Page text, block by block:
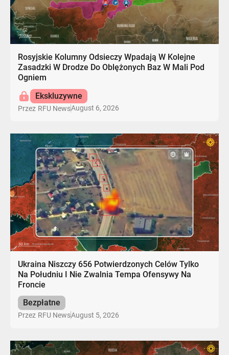
Rosyjskie Kolumny Odsieczy Wpadają W Kolejne
Zasadzki W Drodze Do Oblężonych Baz W Mali Pod
Ogniem
Ekskluzywne
Przez RFU NewsAugust 6, 2026
Ukraina Niszczy 656 Potwierdzonych Celów Tylko
Na Południu I Nie Zwalnia Tempa Ofensywy Na
Froncie
Bezpłatne
Przez RFU NewsAugust 5, 2026